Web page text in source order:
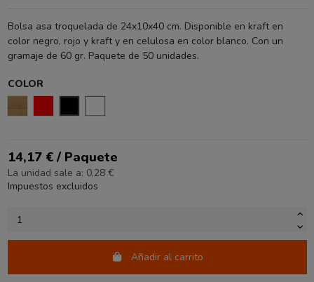
Bolsa asa troquelada de 24x10x40 cm. Disponible en kraft en
color negro, rojo y kraft y en celulosa en color blanco. Con un
gramaje de 60 gr. Paquete de 50 unidades.
COLOR
14,17 € / Paquete
La unidad sale a: 0,28 €
Impuestos excluidos
Añadir al carrito